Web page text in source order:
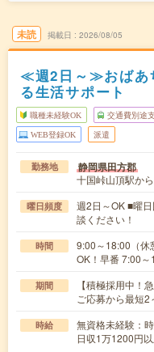
未読 掲載日 2026/08/05
≪週2日～≫おばあ
る生活サポート
職種未経験OK 交通費別途
WEB登録OK 派遣
勤務地 静岡県田方郡
十国峠山頂駅か
曜日頻度
週2日～OK ■曜
談ください！
時間
9:00～18:00（休
OK！早番 7:00
期間
【積極採用中！
ご応募から最短2
時給
無資格未経験
日収1万1200円